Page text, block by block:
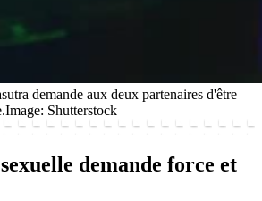
demande aux deux partenaires d'être
Image: Shutterstock
demande force et